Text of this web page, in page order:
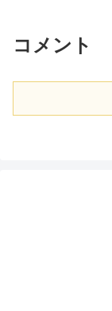
コメント